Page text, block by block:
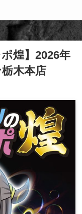
煌】2026年
木本店